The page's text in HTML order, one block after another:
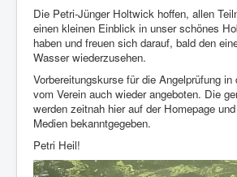
Die Petri-Jünger Holtwick hoffen, allen
einen kleinen Einblick in unser schönes
haben und freuen sich darauf, bald den
Wasser wiederzusehen.
Vorbereitungskurse für die Angelprüfung
vom Verein auch wieder angeboten. Die
werden zeitnah hier auf der Homepage
Medien bekanntgegeben.
Petri Heil!